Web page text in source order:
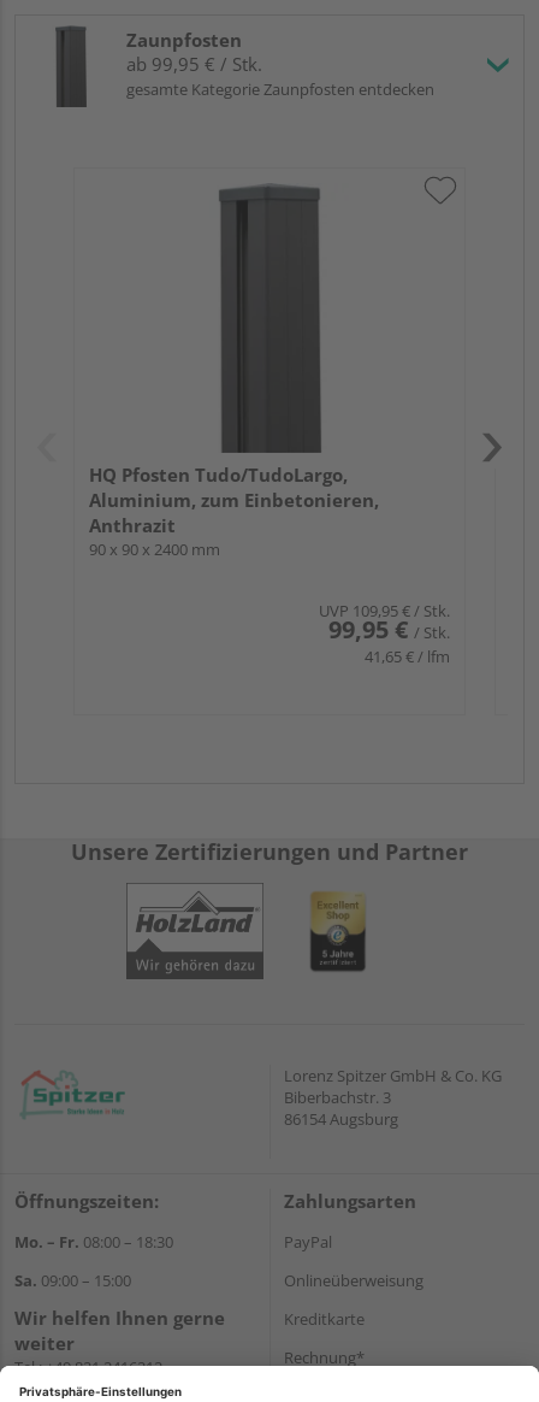
Zaunpfosten
ab 99,95 € / Stk.
gesamte Kategorie Zaunpfosten entdecken
HQ Pfosten Tudo/TudoLargo,
Aluminium, zum Einbetonieren,
Anthrazit
90 x 90 x 2400 mm
UVP 109,95 €/ Stk.
99,95 € / Stk.
41,65 € / lfm
Unsere Zertifizierungen und Partner
Lorenz Spitzer GmbH & Co. KG
Biberbachstr. 3
86154 Augsburg
Öffnungszeiten:
Mo. – Fr. 08:00 – 18:30
Sa. 09:00 – 15:00
Wir helfen Ihnen gerne
weiter
Tel.:+49 821 2416212
E-Mail:verwaltung@spitzer-
Zahlungsarten
PayPal
Onlineüberweisung
Kreditkarte
Rechnung*